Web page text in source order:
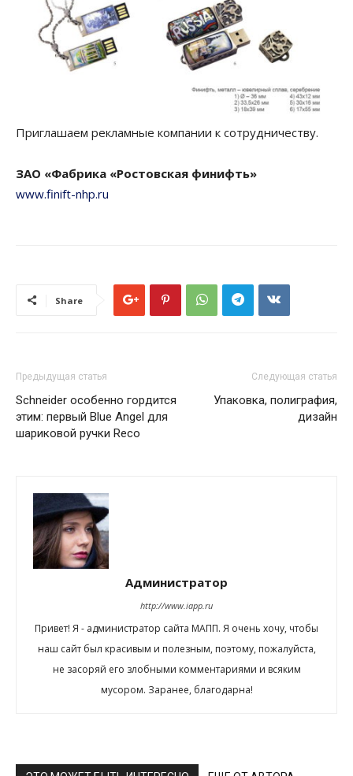
Приглашаем рекламные компании к сотрудничеству.
ЗАО «Фабрика «Ростовская финифть»
www.finift-nhp.ru
Share
Предыдущая статья
Schneider особенно гордится
этим: первый Blue Angel для
шариковой ручки Reco
Следующая статья
Упаковка, полиграфия,
дизайн
Администратор
http://www.iapp.ru
Привет! Я - администратор сайта МАПП. Я очень хочу, чтобы
наш сайт был красивым и полезным, поэтому, пожалуйста,
не засоряй его злобными комментариями и всяким
мусором. Заранее, благодарна!